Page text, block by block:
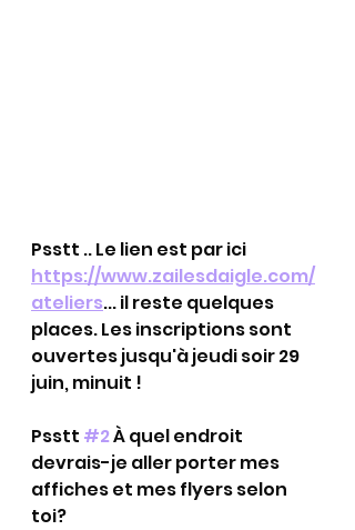
Psstt .. Le lien est par ici
https://www.zailesdaigle.com/
ateliers... il reste quelques
places. Les inscriptions sont
ouvertes jusqu'à jeudi soir 29
juin, minuit !
Psstt #2 À quel endroit
devrais-je aller porter mes
affiches et mes flyers selon
toi?